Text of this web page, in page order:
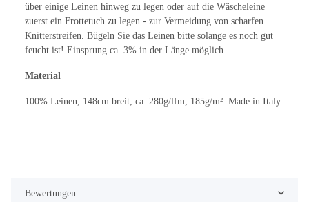
über einige Leinen hinweg zu legen oder auf die Wäscheleine
zuerst ein Frottetuch zu legen - zur Vermeidung von scharfen
Knitterstreifen. Bügeln Sie das Leinen bitte solange es noch gut
feucht ist! Einsprung ca. 3% in der Länge möglich.
Material
100% Leinen, 148cm breit, ca. 280g/lfm, 185g/m². Made in Italy.
Bewertungen